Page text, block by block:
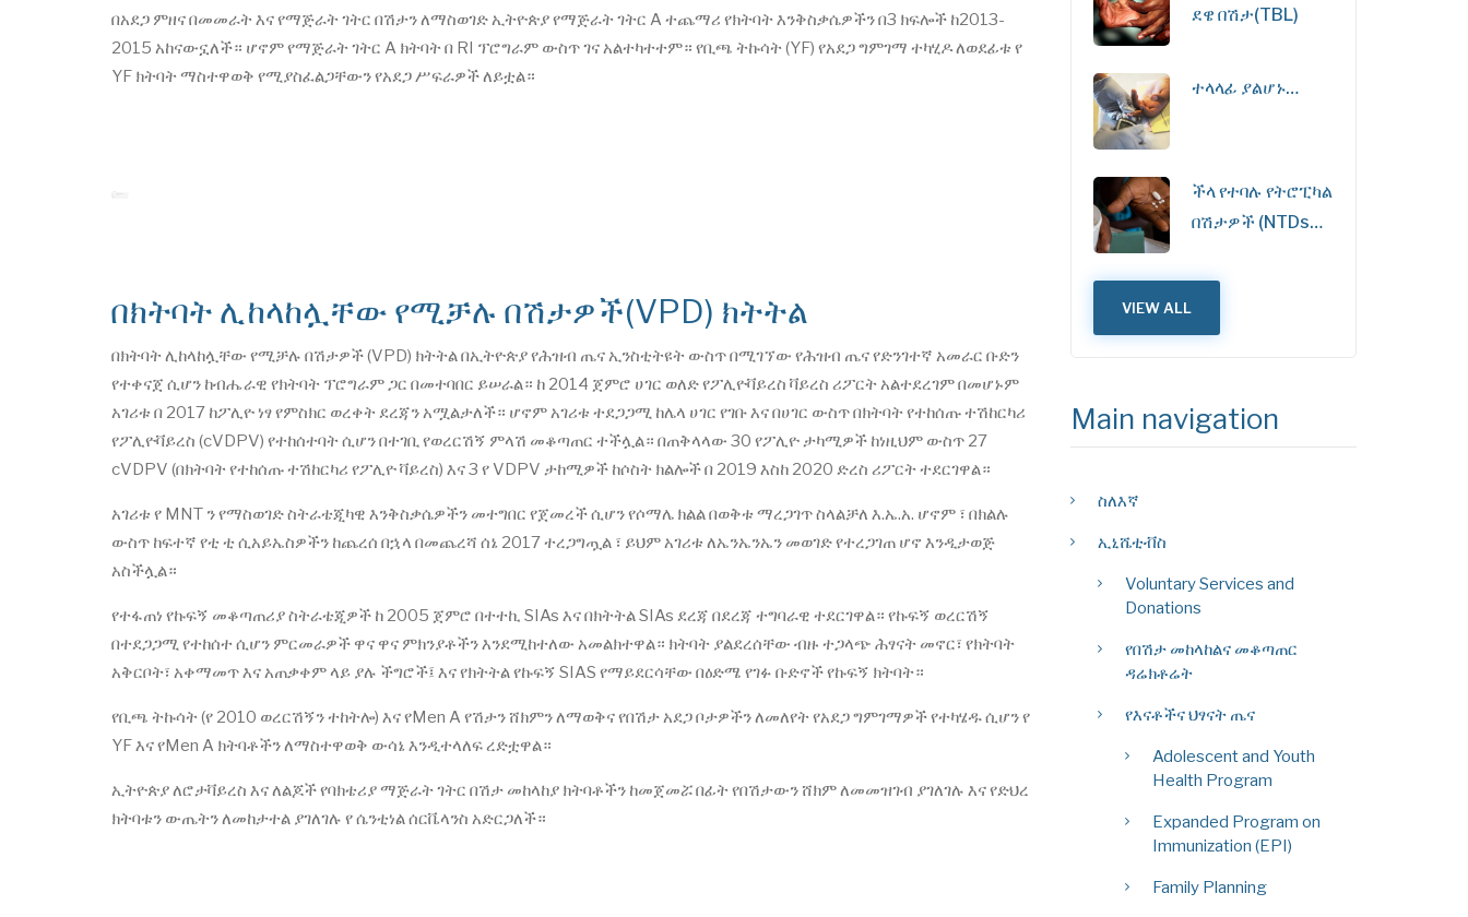
በአደጋ ምዘና በመመራት እና የማጅራት ገትር በሽታን ለማስወገድ ኢትዮጵያ የማጅራት ገትር A ተጨማሪ የክትባት እንቅስቃሴዎችን በ3 ክፍሎች ከ2013-
2015 አከናውኗለች። ሆኖም የማጅራት ገትር A ክትባት በ RI ፕሮግራም ውስጥ ገና አልተካተተም። የቢጫ ትኩሳት (YF) የአደጋ ግምገማ ተካሂዶ ለወደፊቱ የ
YF ክትባት ማስተዋወቅ የሚያስፈልጋቸውን የአደጋ ሥፍራዎች ለይቷል።
በክትባት ሊከላከሏቸው የሚቻሉ በሽታዎች(VPD) ክትትል
በክትባት ሊከላከሏቸው የሚቻሉ በሽታዎች (VPD) ክትትል በኢትዮጵያ የሕዝብ ጤና ኢንስቲትዩት ውስጥ በሚገኘው የሕዝብ ጤና የድንገተኛ አመራር ቡድን
የተቀናጀ ሲሆን ከብሔራዊ የክትባት ፕሮግራም ጋር በመተባበር ይሠራል። ከ 2014 ጀምሮ ሀገር ወለድ የፖሊዮቫይረስ ቫይረስ ሪፖርት አልተደረገም በመሆኑም
አገሪቱ በ 2017 ከፖሊዮ ነፃ የምስክር ወረቀት ደረጃን አሟልታለች። ሆኖም አገሪቱ ተደጋጋሚ ከሌላ ሀገር የገቡ እና በሀገር ውስጥ በክትባት የተከሰጡ ተሽከርካሪ
የፖሊዮቫይረስ (cVDPV) የተከሰተባት ሲሆን በተገቢ የወረርሽኝ ምላሽ መቆጣጠር ተችሏል። በጠቅላላው 30 የፖሊዮ ታካሚዎች ከነዚህም ውስጥ 27
cVDPV (በክትባት የተከሰጡ ተሽከርካሪ የፖሊዮ ቫይረስ) እና 3 የ VDPV ታከሚዎች ከሶስት ክልሎች በ 2019 እስከ 2020 ድረስ ሪፖርት ተደርገዋል።
አገሪቱ የ MNT ን የማስወገድ ስትራቴጂካዊ እንቅስቃሴዎችን መተግበር የጀመረች ሲሆን የሶማሌ ክልል በወቅቱ ማረጋገጥ ስላልቻለ እ.ኤ.አ. ሆኖም ፣ በክልሉ
ውስጥ ከፍተኛ የቲ ቲ ሲአይኤስዎችን ከጨረሰ በኋላ በመጨረሻ ሰኔ 2017 ተረጋግጧል ፣ ይህም አገሪቱ ለኤንኤንኤን መወገድ የተረጋገጠ ሆኖ እንዲታወጅ
አስችሏል።
የተፋጠነ የኩፍኝ መቆጣጠሪያ ስትራቴጂዎች ከ 2005 ጀምሮ በተተኪ SIAs እና በክትትል SIAs ደረጃ በደረጃ ተግባራዊ ተደርገዋል። የኩፍኝ ወረርሽኝ
በተደጋጋሚ የተከሰተ ሲሆን ምርመራዎች ዋና ዋና ምክንያቶችን እንደሚከተለው አመልክተዋል። ክትባት ያልደረሰቸው ብዙ ተጋላጭ ሕፃናት መኖር፣ የክትባት
አቅርቦት፣ አቀማመጥ እና አጠቃቀም ላይ ያሉ ችግሮች፤ እና የክትትል የኩፍኝ SIAS የማይደርሳቸው በዕድሜ የገፉ ቡድኖች የኩፍኝ ክትባት።
የቢጫ ትኩሳት (የ 2010 ወረርሽኝን ተከትሎ) እና የMen A የሽታን ሸክምን ለማወቅና የበሽታ አደጋ ቦታዎችን ለመለየት የአደጋ ግምገማዎች የተካሄዱ ሲሆን የ
YF እና የMen A ክትባቶችን ለማስተዋወቅ ውሳኔ እንዲተላለፍ ረድቷዋል።
ኢትዮጵያ ለሮታቫይረስ እና ለልጆች የባክቴሪያ ማጅራት ገትር በሽታ መከላከያ ክትባቶችን ከመጀመሯ በፊት የበሽታውን ሸክም ለመመዝገብ ያገለገሉ እና የድህረ
ክትባቱን ውጤትን ለመከታተል ያገለገሉ የ ሴንቲነል ሰርቬላንስ አድርጋለች።
ደዌ በሽታ(TBL)
ተላላፊ ያልሆኑ…
ችላ የተባሉ የትሮፒካል
በሽታዎች (NTDs…
VIEW ALL
Main navigation
ስለእኛ
ኢኒሼቲቭስ
Voluntary Services and
Donations
የበሽታ መከላከልና መቆጣጠር
ዳሬክቶሬት
የእናቶችና ህፃናት ጤና
Adolescent and Youth
Health Program
Expanded Program on
Immunization (EPI)
Family Planning